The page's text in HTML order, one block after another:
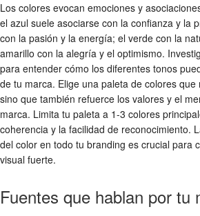
Los colores evocan emociones y
el azul suele asociarse con la confianza y la
con la pasión y la energía; el verde con la
amarillo con la alegría y el optimismo.
para entender cómo los diferentes tonos
de tu marca. Elige una paleta de colores que
sino que también refuerce los valores y el
marca. Limita tu paleta a 1-3 colores
coherencia y la facilidad de reconocimiento.
del color en todo tu branding es crucial para
visual fuerte.
Fuentes que hablan por tu